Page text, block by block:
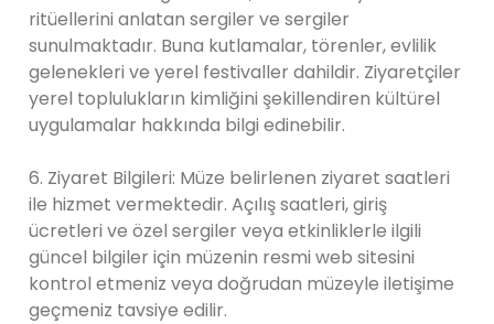
ritüellerini anlatan sergiler ve sergiler
sunulmaktadır. Buna kutlamalar, törenler, evlilik
gelenekleri ve yerel festivaller dahildir. Ziyaretçiler
yerel toplulukların kimliğini şekillendiren kültürel
uygulamalar hakkında bilgi edinebilir.
6. Ziyaret Bilgileri: Müze belirlenen ziyaret saatleri
ile hizmet vermektedir. Açılış saatleri, giriş
ücretleri ve özel sergiler veya etkinliklerle ilgili
güncel bilgiler için müzenin resmi web sitesini
kontrol etmeniz veya doğrudan müzeyle iletişime
geçmeniz tavsiye edilir.